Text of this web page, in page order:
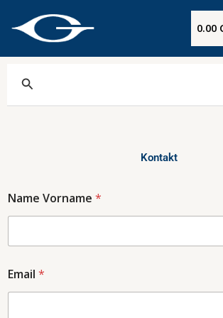
Inhalt
springen
0.00
Suche
Kontakt
Name Vorname *
Email *